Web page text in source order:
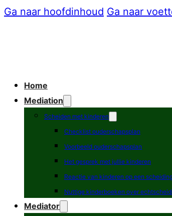
Ga naar hoofdinhoud Ga naar
Home
Mediation
Scheiden met kinderen
Checklist ouderschapsplan
Voorbeeld ouderschapsplan
Het gesprek met jullie kinderen
Reactie van kinderen op een
Nuttige kinderboeken over
Mediator